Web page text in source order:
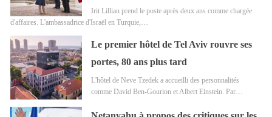
Irit Lillian prend le poste après deux ans comme chargée
d'affaires. L'ambassadrice d'Israël en Turquie,…
Le premier hôtel de Tel Aviv rouvre ses
portes, 80 ans plus tard
L'hôtel de Neve Tzedek a accueilli des personnalités
comme David Ben-Gourion et Albert Einstein. Par…